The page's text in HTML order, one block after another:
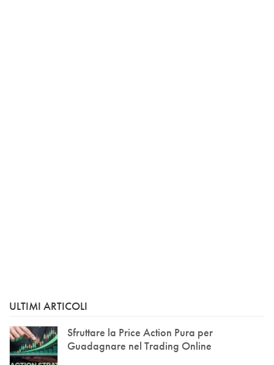
ULTIMI ARTICOLI
Sfruttare la Price Action Pura per
Guadagnare nel Trading Online